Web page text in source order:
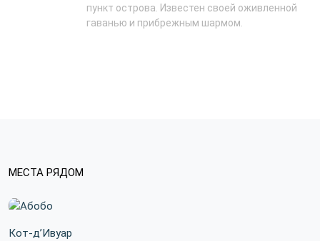
пункт острова. Известен своей оживленной
гаванью и прибрежным шармом.
МЕСТА РЯДОМ
Кот-д’Ивуар